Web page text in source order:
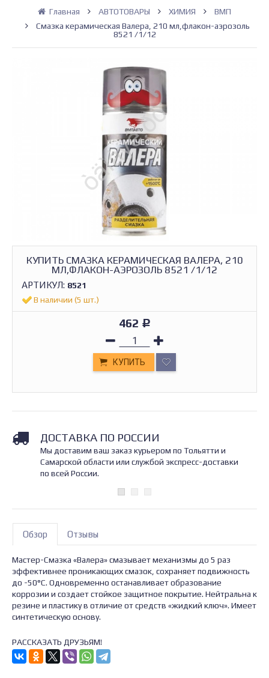
Главная АВТОТОВАРЫ ХИМИЯ
ВМП
Смазка керамическая Валера, 210 мл,флакон-аэрозоль
8521 /1/12
КУПИТЬ СМАЗКА КЕРАМИЧЕСКАЯ ВАЛЕРА, 210
МЛ,ФЛАКОН-АЭРОЗОЛЬ 8521 /1/12
АРТИКУЛ: 8521
В наличии (5 шт.)
462 Р
КУПИТЬ
ДОСТАВКА ПО РОССИИ
Мы доставим ваш заказ курьером по Тольятти и
Самарской области или службой экспресс-доставки
по всей России.
Обзор Отзывы
Мастер-Смазка «Валера» смазывает механизмы до 5 раз
эффективнее проникающих смазок, сохраняет подвижность
до -50°С. Одновременно останавливает образование
коррозии и создает стойкое защитное покрытие. Нейтральна к
резине и пластику в отличие от средств «жидкий ключ». Имеет
синтетическую основу.
РАССКАЗАТЬ ДРУЗЬЯМ!